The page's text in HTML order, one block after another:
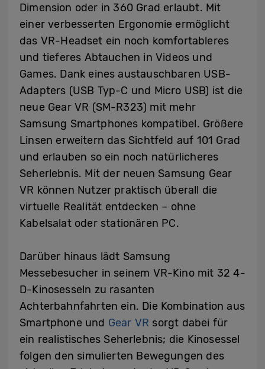
Dimension oder in 360 Grad erlaubt. Mit
einer verbesserten Ergonomie ermöglicht
das VR-Headset ein noch komfortableres
und tieferes Abtauchen in Videos und
Games. Dank eines austauschbaren USB-
Adapters (USB Typ-C und Micro USB) ist die
neue Gear VR (SM-R323) mit mehr
Samsung Smartphones kompatibel. Größere
Linsen erweitern das Sichtfeld auf 101 Grad
und erlauben so ein noch natürlicheres
Seherlebnis. Mit der neuen Samsung Gear
VR können Nutzer praktisch überall die
virtuelle Realität entdecken – ohne
Kabelsalat oder stationären PC.
Darüber hinaus lädt Samsung
Messebesucher in seinem VR-Kino mit 32 4-
D-Kinosesseln zu rasanten
Achterbahnfahrten ein. Die Kombination aus
Smartphone und Gear VR sorgt dabei für
ein realistisches Seherlebnis; die Kinosessel
folgen den simulierten Bewegungen des